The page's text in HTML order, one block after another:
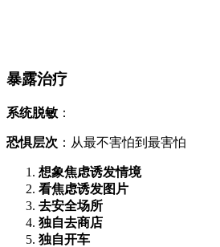
暴露治疗
系统脱敏 ：
恐惧层次 ：从最不害怕到最害怕
想象焦虑诱发情境
看焦虑诱发图片
去安全场所
独自去商店
独自开车